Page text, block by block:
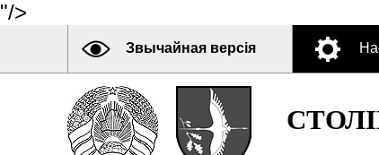
"/>
Звычайная версія